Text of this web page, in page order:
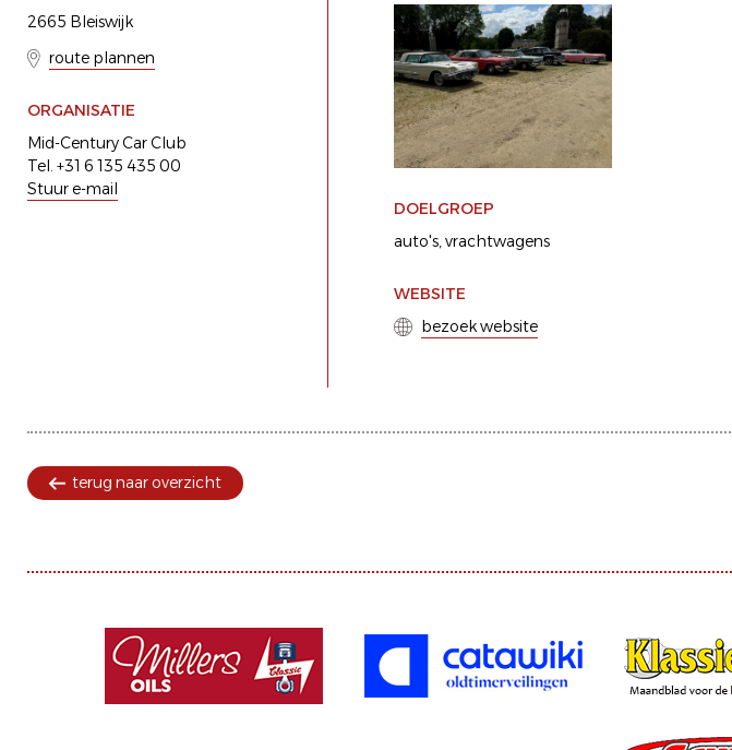
2665 Bleiswijk
route plannen
ORGANISATIE
Mid-Century Car Club
Tel. +31 6 135 435 00
Stuur e-mail
DOELGROEP
auto's vrachtwagens
WEBSITE
bezoek website
terug naar overzicht